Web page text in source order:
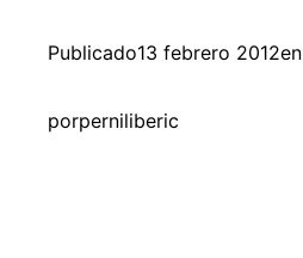
Publicado13 febrero 2012en
porperniliberic